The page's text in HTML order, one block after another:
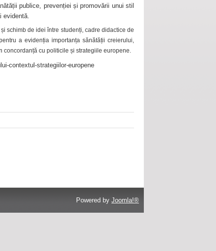
publice, prevenției și promovării unui stil
evidentă.
schimb de idei între studenți, cadre didactice de
a evidenția importanța sănătății creierului,
concordanță cu politicile și strategiile europene.
contextul-strategiilor-europene
Powered by Joomla!®